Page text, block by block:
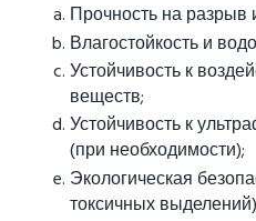
Прочность на разрыв
Влагостойкость и
Устойчивость к
веществ;
Устойчивость к
(при необходимости);
Экологическая
токсичных